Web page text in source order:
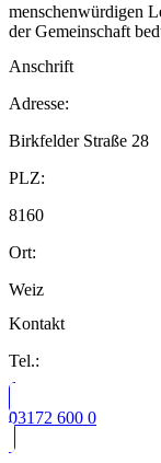
menschenwürdigen
der Gemeinschaft
Anschrift
Adresse:
Birkfelder Straße 28
PLZ:
8160
Ort:
Weiz
Kontakt
Tel.:
03172 600 0